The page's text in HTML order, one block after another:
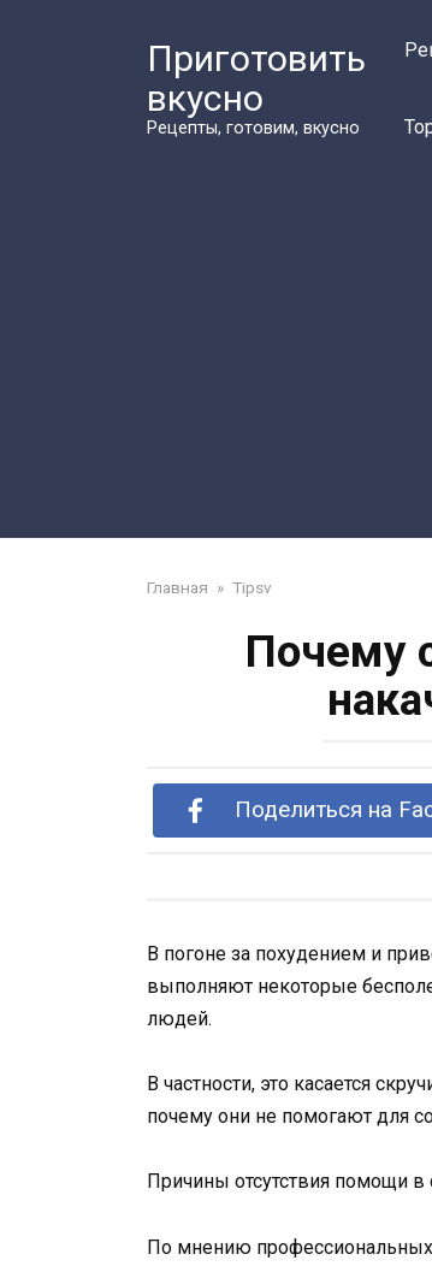
Приготовить
вкусно
Рецепты, готовим, вкусно
Главная » Tipsv
Почему
Поделиться на
В погоне за похудением и
выполняют некоторые
людей.
В частности, это касается
почему они не помогают для
Причины отсутствия помощи
По мнению